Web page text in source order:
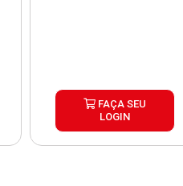
FAÇA SEU
LOGIN